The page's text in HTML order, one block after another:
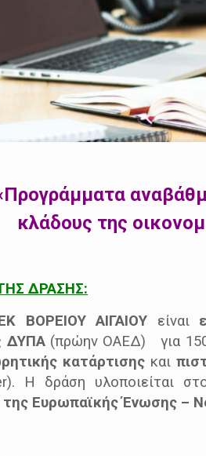
κλάδους της
ΔΡΑΣΗΣ:
ΒΟΡΕΙΟΥ ΑΙΓΑΙΟΥ είναι
ΔΥΠΑ(πρώην ΟΑΕΔ) για
κατάρτισης και
Η δράση υλοποιείται
της Ευρωπαϊκής Ένωσης –